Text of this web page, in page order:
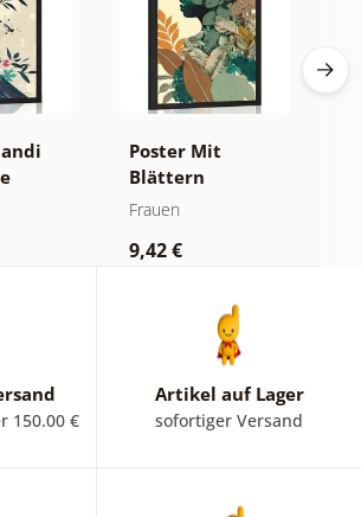
Poster Mit
Blättern
bedeckte Frau
Frauen
9,42 €
150.00 €
Artikel auf Lager
sofortiger Versand